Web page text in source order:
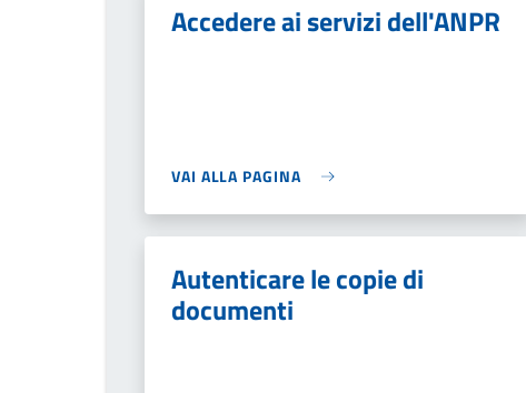
Accedere ai servizi dell'ANPR
VAI ALLA PAGINA
Autenticare le copie di
documenti